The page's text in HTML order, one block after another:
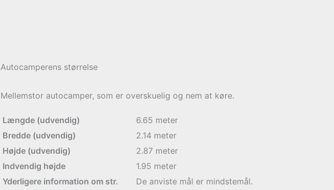
Autocamperens størrelse
Mellemstor autocamper, som er overskuelig og nem at køre.
Længde (udvendig) 6.65 meter
Bredde (udvendig)
2.14 meter
Højde (udvendig)
2.87 meter
Indvendig højde
1.95 meter
Yderligere information om str.
De anviste mål er mindstemål.